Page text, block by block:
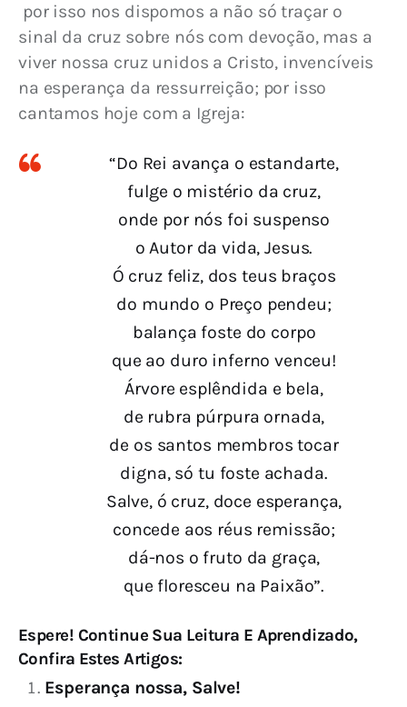
sinal da cruz sobre nós com devoção, mas a
viver nossa cruz unidos a Cristo, invencíveis
na esperança da ressurreição; por isso
cantamos hoje com a Igreja:
“Do Rei avança o estandarte,
fulge o mistério da cruz,
onde por nós foi suspenso
o Autor da vida, Jesus.
Ó cruz feliz, dos teus braços
do mundo o Preço pendeu;
balança foste do corpo
que ao duro inferno venceu!
Árvore esplêndida e bela,
de rubra púrpura ornada,
de os santos membros tocar
digna, só tu foste achada.
Salve, ó cruz, doce esperança,
concede aos réus remissão;
dá-nos o fruto da graça,
que floresceu na Paixão”.
Espere! Continue Sua Leitura E Aprendizado,
Confira Estes Artigos:
Esperança nossa, Salve!